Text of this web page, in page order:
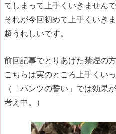
てしまって上手くいきませんで
それが今回初めて上手くいきま
超うれしいです。
前回記事でとりあげた禁煙の方
こちらは実のところ上手くいっ
（「パンツの誓い」では効果
考え中。）